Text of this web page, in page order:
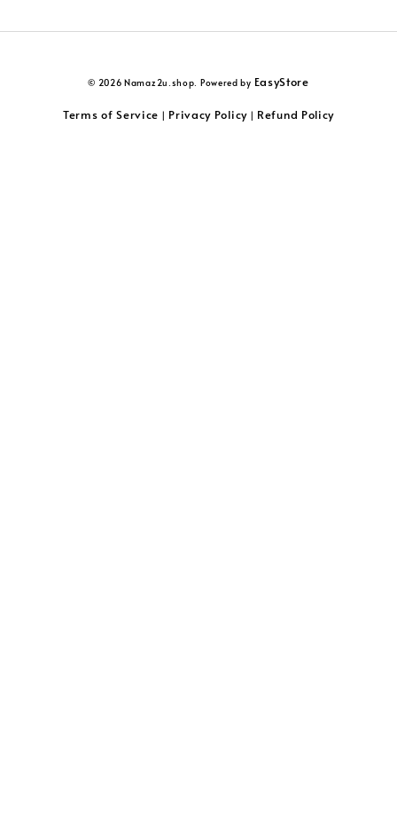
© 2026 Namaz2u.shop. Powered by EasyStore
Terms of Service | Privacy Policy| Refund Policy